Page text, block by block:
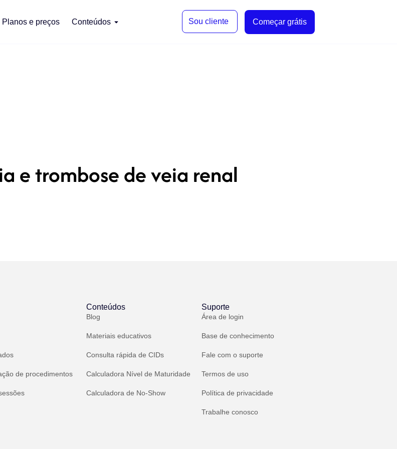
Planos e preços Conteúdos Sou cliente Começar grátis
e trombose de veia renal
de procedimentos
Conteúdos
Blog
Materiais educativos
Consulta rápida de CIDs
Calculadora Nível de Maturidade
Calculadora de No-Show
Suporte
Área de login
Base de conhecimento
Fale com o suporte
Termos de uso
Política de privacidade
Trabalhe conosco